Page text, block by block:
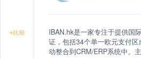
+比较
IBAN.hk是一家专注于提供国
证，包括34个单一欧元支付
动整合到CRM/ERP系统中。